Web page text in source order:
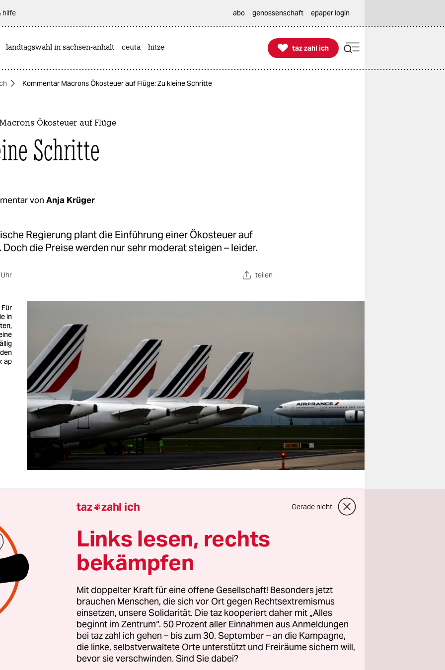
hilfe abo genossenschaft epaper login
landtagswahl in sachsen-anhalt ceuta hitze 
taz zahl ich
taz zahl ich
Kommentar Macrons Ökosteuer auf Flüge: Zu kleine Schritte
Ökosteuer auf Flüge
Schritte
von Anja Krüger
Regierung plant die Einführung einer Ökosteuer auf
die Preise werden nur sehr moderat steigen – leider.
teilen
in
ap
ist richtig, geht aber nicht weit genug: Frankreich
ab dem kommenden Jahr eine Ökosteuer auf Flugtickets
Sie soll für alle Flüge gelten, die aus Frankreich
französische Regierung will nicht warten, bis die anderen
in langwierigen Verhandlungen auf ein Instrument
um dem rasant wachsenden Flugverkehr Einhalt zu
will Fakten schaffen. Das ist gut. Hoffentlich hat die
den Mut für eine ähnliche Initiative. Die sollte aber
Steuer wird die Preise für Flugtickets nur
taz zahl ich Gerade nicht
Links lesen, rechts
bekämpfen
Mit doppelter Kraft für eine offene Gesellschaft! Besonders jetzt
brauchen Menschen, die sich vor Ort gegen Rechtsextremismus
einsetzen, unsere Solidarität. Die taz kooperiert daher mit „Alles
beginnt im Zentrum“. 50 Prozent aller Einnahmen aus Anmeldungen
bei taz zahl ich gehen – bis zum 30. September – an die Kampagne,
die linke, selbstverwaltete Orte unterstützt und Freiräume sichern will,
bevor sie verschwinden. Sind Sie dabei?